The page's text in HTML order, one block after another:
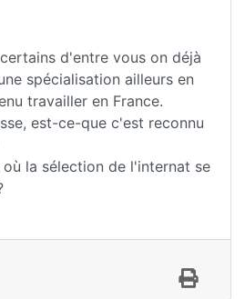
d'entre vous on déjà
spécialisation ailleurs en
travailler en France.
est-ce-que c'est reconnu
la sélection de l'internat se